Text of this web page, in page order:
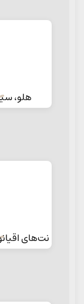
هلو،
نت‌های